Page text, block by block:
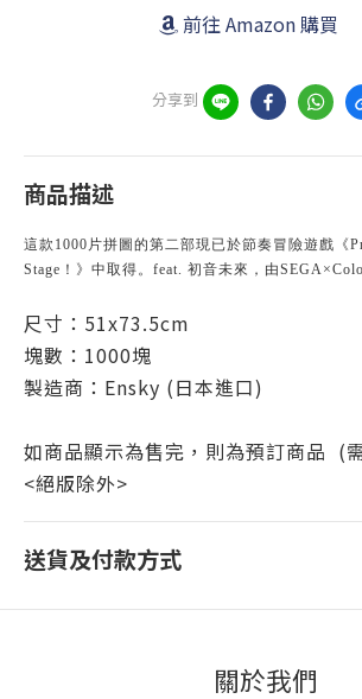
前往 Amazon 購買
分享到
商品描述
這款1000片拼圖的第二部現已於節奏冒險遊戲《
Stage！》中取得。feat. 初音未來，由
尺寸：51x73.5cm
塊數：1000塊
製造商：Ensky (日本進口)
如商品顯示為售完，則為預訂商品 (
<絕版除外>
送貨及付款方式
關於我們